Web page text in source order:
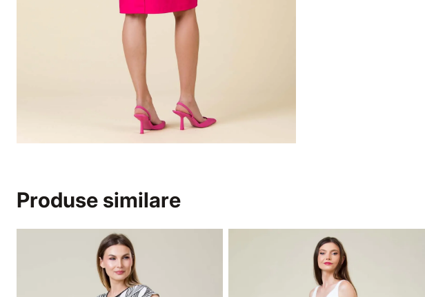
Produse similare